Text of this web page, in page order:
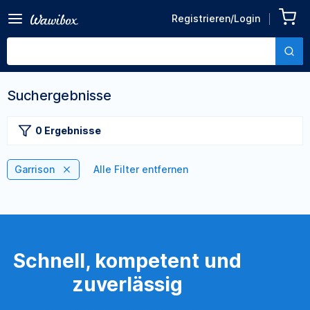
Registrieren/Login
Suchergebnisse
0 Ergebnisse
Garrison Alle Filter entfernen
Schnell, kompetent und
zuverlässig